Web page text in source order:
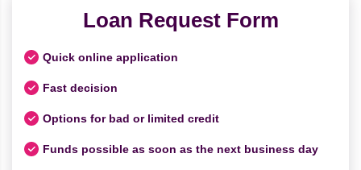
Loan Request Form
Quick online application
Fast decision
Options for bad or limited credit
Funds possible as soon as the next business day